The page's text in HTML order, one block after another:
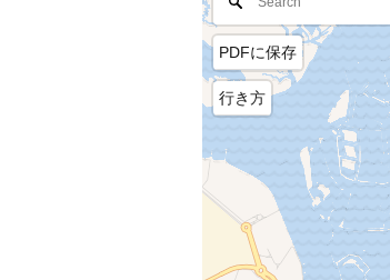
PDFに保存
行き方